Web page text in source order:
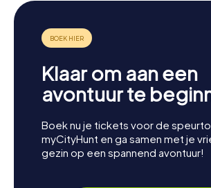
Klaar om aan een
avontuur te
Boek nu je tickets voor de
myCityHunt en ga samen met je
gezin op een spannend avontuur!